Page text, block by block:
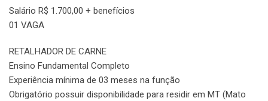
Salário R$ 1.700,00 + benefícios
01 VAGA
RETALHADOR DE CARNE
Ensino Fundamental Completo
Experiência mínima de 03 meses na função
Obrigatório possuir disponibilidade para residir em MT (Mato